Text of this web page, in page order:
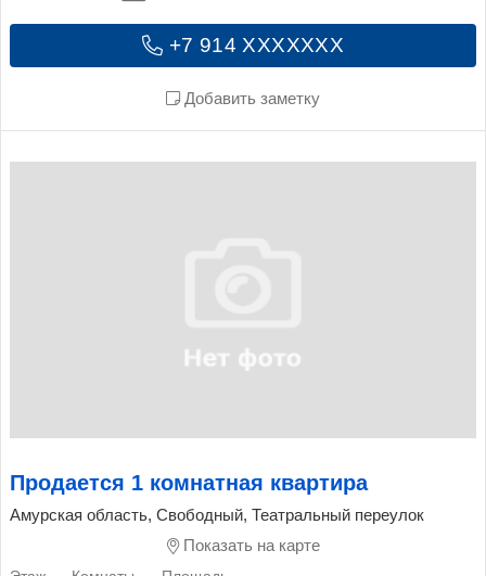
+7 914 XXXXXXX
Добавить заметку
Продается 1 комнатная квартира
Амурская область, Свободный, Театральный переулок
Показать на карте